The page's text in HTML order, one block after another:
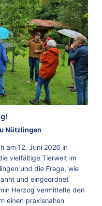
Nützlingen
am 12. Juni 2026 in
vielfältige Tierwelt im
und die Frage, wie
und eingeordnet
Herzog vermittelte den
einen praxisnahen